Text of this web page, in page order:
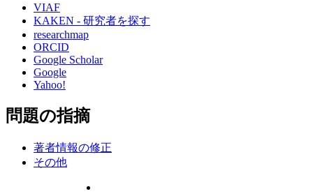
VIAF
KAKEN - 研究者を探す
researchmap
ORCID
Google Scholar
Google
Yahoo!
問題の指摘
著者情報の修正
その他